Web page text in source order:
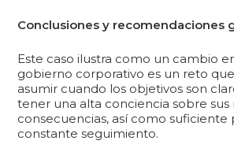
Conclusiones y recomendaciones
Este caso ilustra como un cambio
gobierno corporativo es un reto
asumir cuando los objetivos son
tener una alta conciencia sobre sus
consecuencias, así como suficiente
constante seguimiento.